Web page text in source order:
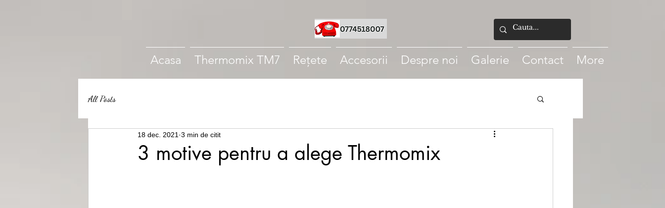
Acasa Thermomix TM7 Rețete Accesorii Despre noi Galerie Contact More
All Posts
3 motive pentru a alege Thermomix
18 dec. 2021 3 min de citit